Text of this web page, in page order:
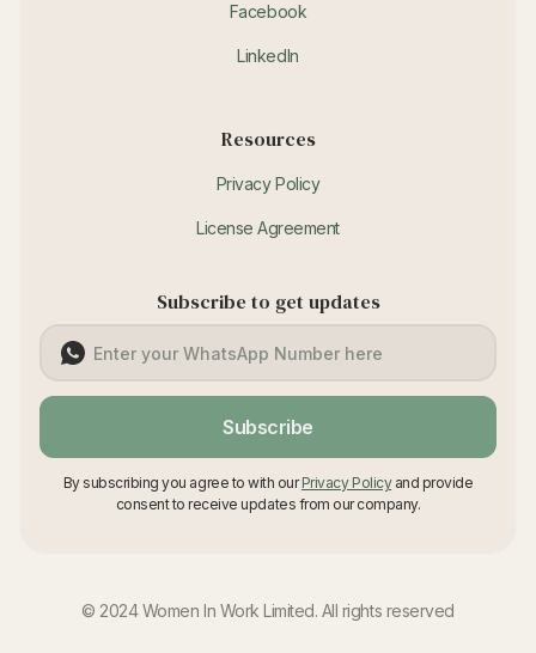
Facebook
LinkedIn
Resources
Privacy Policy
License Agreement
Subscribe to get updates
Subscribe
By subscribing you agree to with ourPrivacy Policyand provide
consent to receive updates from our company.
© 2024 Women In Work Limited. All rights reserved